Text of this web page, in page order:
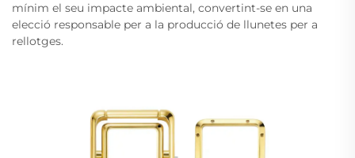
mínim el seu impacte ambiental, convertint-se en una
elecció responsable per a la producció de llunetes per a
rellotges.